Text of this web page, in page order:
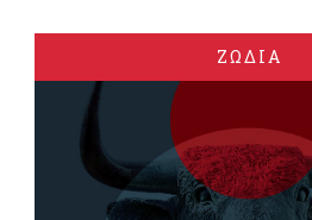
ΖΩΔΙΑ